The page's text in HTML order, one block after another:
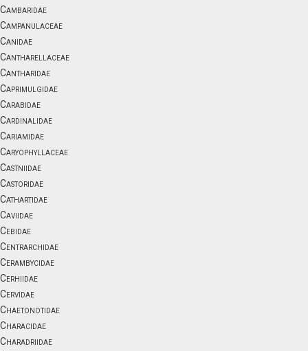
Cambaridae
Campanulaceae
Canidae
Cantharellaceae
Cantharidae
Caprimulgidae
Carabidae
Cardinalidae
Cariamidae
Caryophyllaceae
Castniidae
Castoridae
Cathartidae
Caviidae
Cebidae
Centrarchidae
Cerambycidae
Cerhiidae
Cervidae
Chaetonotidae
Characidae
Charadriidae